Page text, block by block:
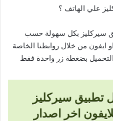
علي الهاتف ؟
سيركليز بكل سهولة حسب
ايفون من خلال روابطنا الخاصة
بضغطة زر واحدة فقط
تطبيق سيركليز
اخر اصدار